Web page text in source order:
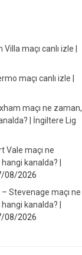
maçı canlı izle |
maçı canlı izle |
maçı ne zaman,
| İngiltere Lig
Vale maçı ne
kanalda? |
08/2026
Stevenage maçı ne
kanalda? |
08/2026